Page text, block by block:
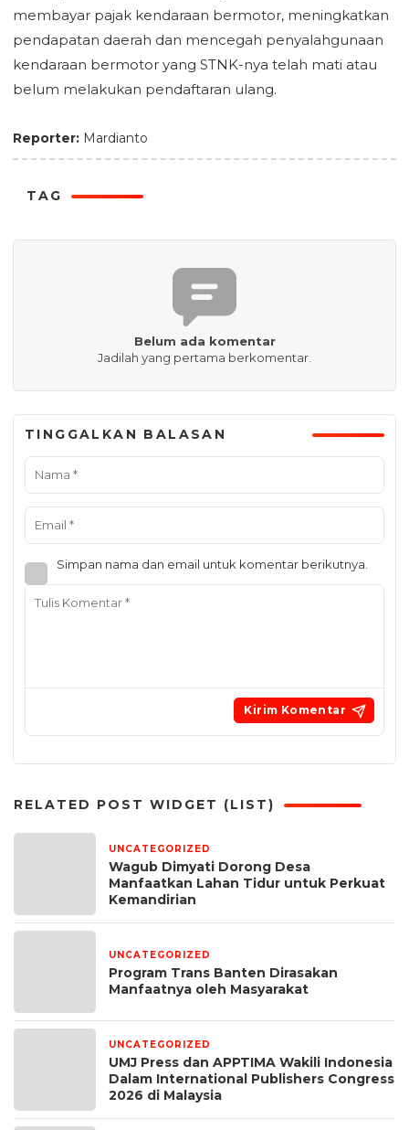
membayar pajak kendaraan bermotor, meningkatkan
pendapatan daerah dan mencegah penyalahgunaan
kendaraan bermotor yang STNK-nya telah mati atau
belum melakukan pendaftaran ulang.
Reporter: Mardianto
TAG
Belum ada komentar
Jadilah yang pertama berkomentar.
TINGGALKAN BALASAN
Simpan nama dan email untuk komentar berikutnya.
RELATED POST WIDGET (LIST)
UNCATEGORIZED
Wagub Dimyati Dorong Desa
Manfaatkan Lahan Tidur untuk Perkuat
Kemandirian
UNCATEGORIZED
Program Trans Banten Dirasakan
Manfaatnya oleh Masyarakat
UNCATEGORIZED
UMJ Press dan APPTIMA Wakili Indonesia
Dalam International Publishers Congress
2026 di Malaysia